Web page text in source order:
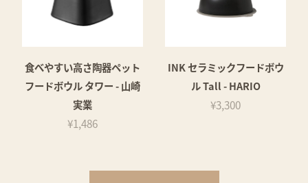
食べやすい高さ陶器ペット
フードボウル タワー - 山崎
実業
¥1,486
INK セラミックフードボウ
ル Tall - HARIO
¥3,300